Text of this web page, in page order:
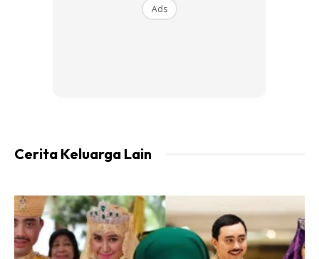
– masuk pula mix fruit,masak hingga mendidih angkat dan
Bahan B
300g tepung gandum (anggaran 2 1/2 cawan)
2 sudu teh baking powder
Ads
Cerita Keluarga Lain